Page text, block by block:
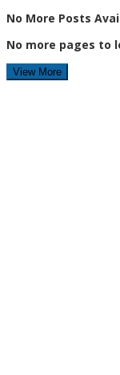
No More Posts
No more pages to
View More